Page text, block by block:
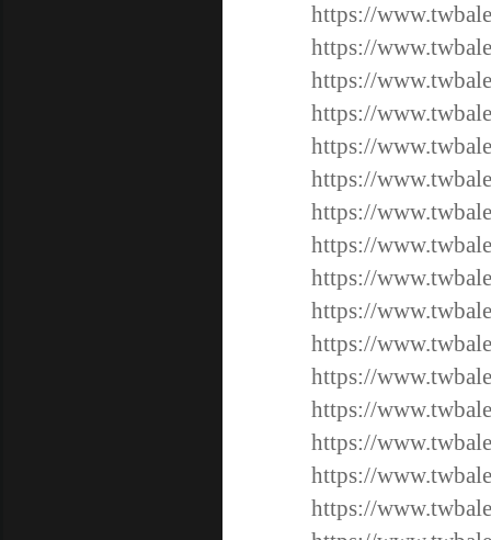
https://
https://
https://
https://
https://
https://
https://
https://
https://
https://
https://
https://
https://
https://
https://
https://